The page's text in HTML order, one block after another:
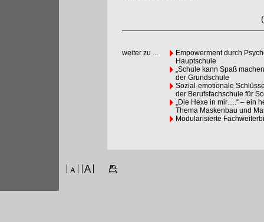
weiter zu ...
Empowerment durch
Hauptschule
„Schule kann Spaß
der Grundschule
Sozial-emotionale
der Berufsfachschule für
„Die Hexe in mir….“ – ein
Thema Maskenbau und
Modularisierte